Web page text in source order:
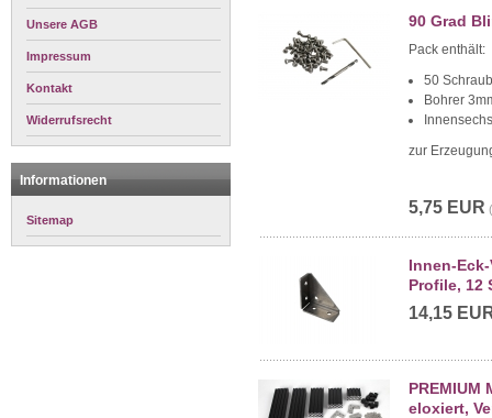
Unsere AGB
Impressum
Kontakt
Widerrufsrecht
Informationen
Sitemap
90 Grad
Pack enthält:
50
Bohrer
zur
5,75 EUR
Innen-
Profile, 12
14,15
PREMIUM
eloxiert,